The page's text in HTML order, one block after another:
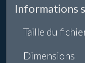
Informations
Taille du
Dimensions